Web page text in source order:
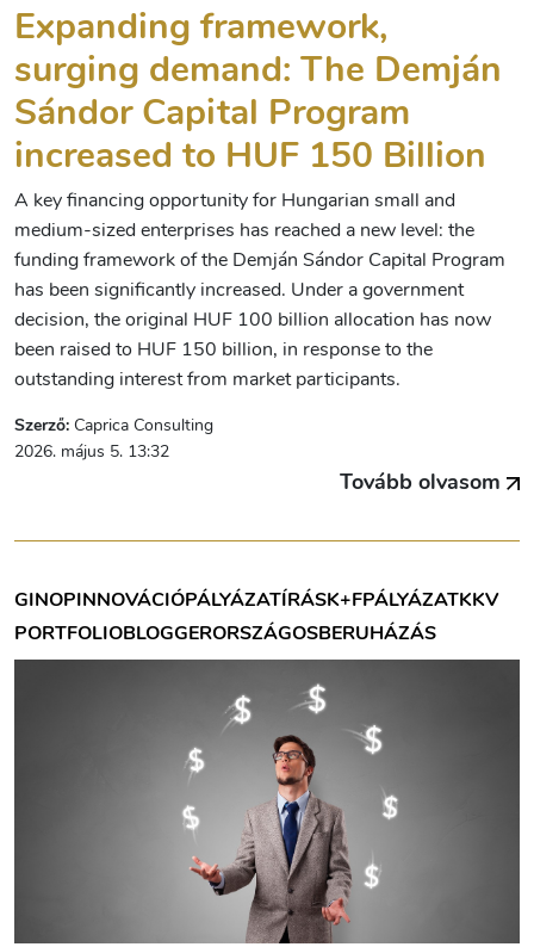
Expanding framework,
surging demand: The Demján
Sándor Capital Program
increased to HUF 150 Billion
A key financing opportunity for Hungarian small and
medium-sized enterprises has reached a new level: the
funding framework of the Demján Sándor Capital Program
has been significantly increased. Under a government
decision, the original HUF 100 billion allocation has now
been raised to HUF 150 billion, in response to the
outstanding interest from market participants.
Szerző: Caprica Consulting
2026. május 5. 13:32
Tovább olvasom
GINOPINNOVÁCIÓPÁLYÁZATÍRÁSK+FPÁLYÁZATKKV
PORTFOLIOBLOGGERORSZÁGOSBERUHÁZÁS